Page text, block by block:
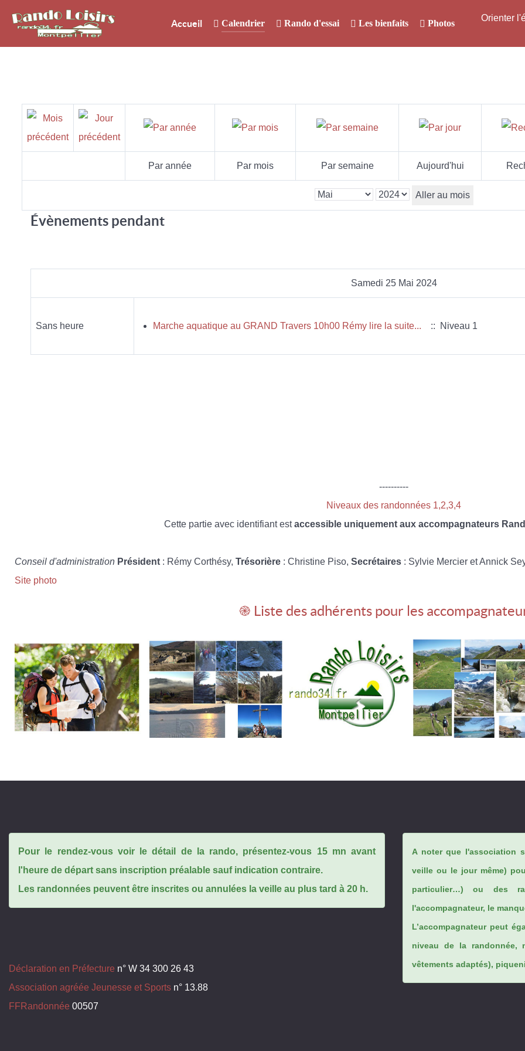
Accueil Calendrier Rando d'essai Les bienfaits Photos
Orienter
Par année Par mois Par semaine Aujourd'hui
Aller au mois
Évènements pendant
Samedi 25 Mai 2024
Sans heure Marche aquatique au GRAND Travers 10h00 Rémy lire la suite... :: Niveau 1
----------
Niveaux des randonnées 1,2,3,4
Cette partie avec identifiant estaccessible uniquement aux accompagnateurs
Conseil d'administration Président : Rémy Corthésy, Trésorière : Christine Piso, Secrétaires : Sylvie Mercier et Annick
Site photo
֎ Liste des adhérents pour les
Pour le rendez-vous voir le détail de la rando, présentez-vous 15 mn avant
l'heure de départ sans inscription préalable sauf indication contraire.
Les randonnées peuvent être inscrites ou annulées la veille au plus tard à 20 h.
Déclaration en Préfecture n° W 34 300 26 43
Association agréée Jeunesse et Sports n° 13.88
FFRandonnée 00507
A noter que l'association
veille ou le jour même)
particulier…) ou des
l'accompagnateur, le
L’accompagnateur peut
niveau de la randonnée,
vêtements adaptés),